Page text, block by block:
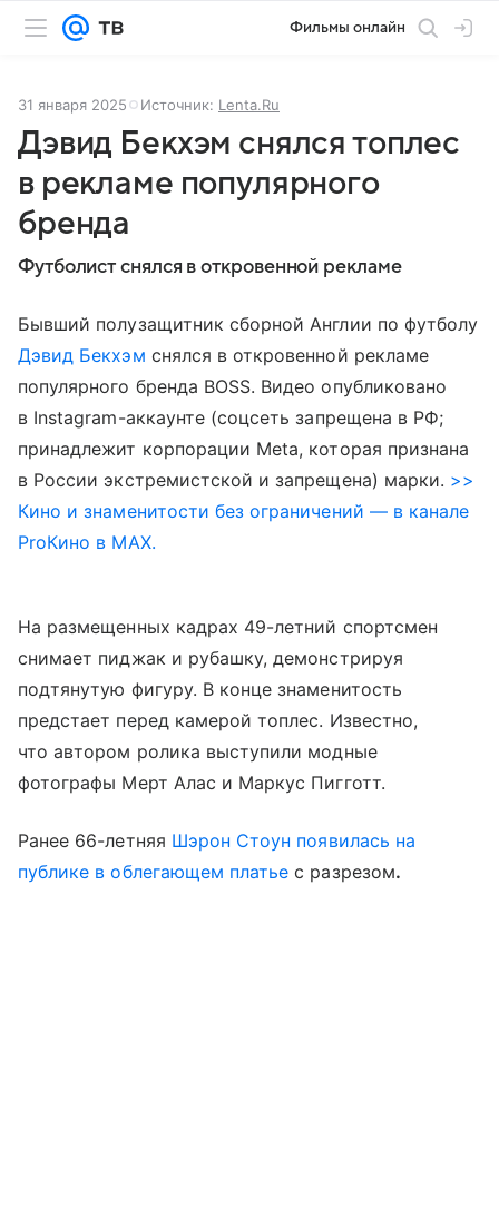
Фильмы онлайн
31 января 2025 Источник: Lenta.Ru
Дэвид Бекхэм снялся топлес
в рекламе популярного
бренда
Футболист снялся в откровенной рекламе
Бывший полузащитник сборной Англии по футболу
Дэвид Бекхэм снялся в откровенной рекламе
популярного бренда BOSS. Видео опубликовано
в Instagram-аккаунте (соцсеть запрещена в РФ;
принадлежит корпорации Meta, которая признана
в России экстремистской и запрещена) марки. >>
Кино и знаменитости без ограничений — в канале
ProКино в MAX.
На размещенных кадрах 49-летний спортсмен
снимает пиджак и рубашку, демонстрируя
подтянутую фигуру. В конце знаменитость
предстает перед камерой топлес. Известно,
что автором ролика выступили модные
фотографы Мерт Алас и Маркус Пигготт.
Ранее 66-летняя Шэрон Стоун появилась на
публике в облегающем платье с разрезом.